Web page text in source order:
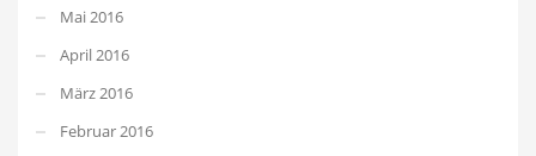
Mai 2016
April 2016
März 2016
Februar 2016